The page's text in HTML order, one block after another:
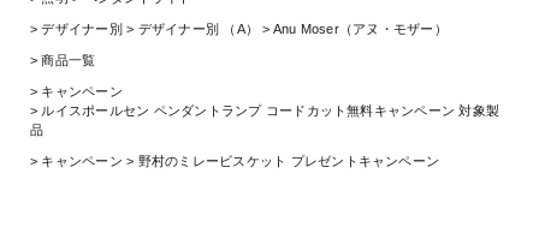
デザイナー別 デザイナー別 （A） Anu Moser（アヌ・モザー）
商品一覧
キャンペーン
ルイスポールセン ペンダントランプ コードカット無料キャンペーン 対象製
品
キャンペーン 野村のミレービスケット プレゼントキャンペーン